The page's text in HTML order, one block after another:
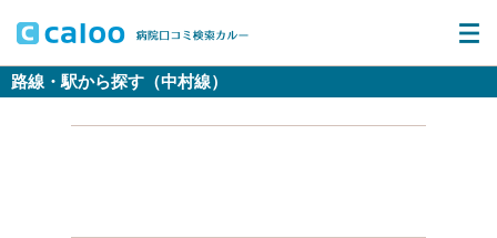
路線・駅から探す（中村線）